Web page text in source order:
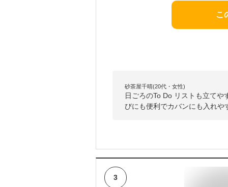
こ
砂茶屋千晴(20代・女性)
日ごろのTo Do リストも立て
びにも便利でカバンにも入れ
3